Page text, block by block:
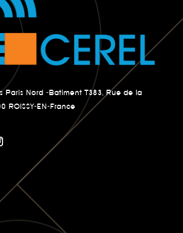
Paris Nord -Batiment T383, Rue de la
ROISSY-EN-France